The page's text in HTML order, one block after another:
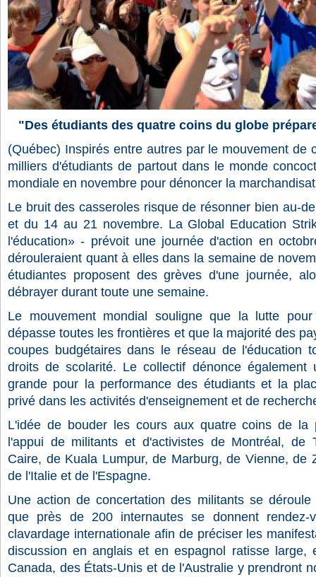
"Des étudiants des quatre coins du globe
(Québec) Inspirés entre autres par le mouvement de
milliers d'étudiants de partout dans le monde
mondiale en novembre pour dénoncer la
Le bruit des casseroles risque de résonner bien au-
et du 14 au 21 novembre. La Global Education
l'éducation» - prévoit une journée d'action en
dérouleraient quant à elles dans la semaine de
étudiantes proposent des grèves d'une journée,
débrayer durant toute une semaine.
Le mouvement mondial souligne que la lutte
dépasse toutes les frontières et que la majorité des
coupes budgétaires dans le réseau de l'éducation
droits de scolarité. Le collectif dénonce également
grande pour la performance des étudiants et la
privé dans les activités d'enseignement et de
L'idée de bouder les cours aux quatre coins de la
l'appui de militants et d'activistes de Montréal, de
Caire, de Kuala Lumpur, de Marburg, de Vienne, de
de l'Italie et de l'Espagne.
Une action de concertation des militants se déroule
que près de 200 internautes se donnent
clavardage internationale afin de préciser les
discussion en anglais et en espagnol ratisse large,
Canada, des États-Unis et de l'Australie y prendront